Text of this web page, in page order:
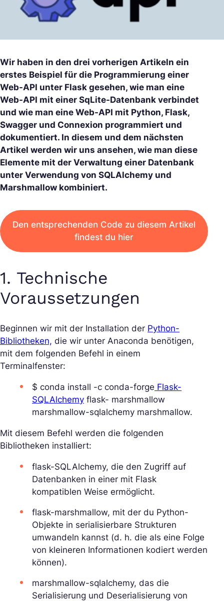
Wir haben in den drei vorherigen Artikeln ein
erstes Beispiel für die Programmierung einer
Web-API unter Flask gesehen, wie man eine
Web-API mit einer SqLite-Datenbank verbindet
und wie man eine Web-API mit Python, Flask,
Swagger und Connexion programmiert und
dokumentiert. In diesem und dem nächsten
Artikel werden wir uns ansehen, wie man diese
Elemente mit der Verwaltung einer Datenbank
unter Verwendung von SQLAlchemy und
Marshmallow kombiniert.
Den entsprechenden Code zu diesem Artikel
findest du hier
1. Technische
Voraussetzungen
Beginnen wir mit der Installation der Python-
Bibliotheken, die wir unter Anaconda benötigen,
mit dem folgenden Befehl in einem
Terminalfenster:
$ conda install -c conda-forge Flask-
SQLAlchemy flask- marshmallow
marshmallow-sqlalchemy marshmallow.
Mit diesem Befehl werden die folgenden
Bibliotheken installiert:
flask-SQLAlchemy, die den Zugriff auf
Datenbanken in einer mit Flask
kompatiblen Weise ermöglicht.
flask-marshmallow, mit der du Python-
Objekte in serialisierbare Strukturen
umwandeln kannst (d. h. die als eine Folge
von kleineren Informationen kodiert werden
können).
marshmallow-sqlalchemy, das die
Serialisierung und Deserialisierung von